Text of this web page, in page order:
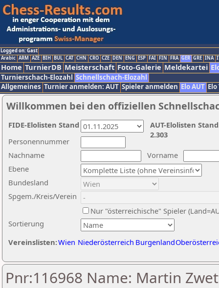
Logged on: Gast
Arabic ARM AZE BIH BUL CAT CHN CRO CZE DEN ENG ESP FAI FIN FRA GER GRE INA
Home TurnierDB Meisterschaft Foto-Galerie Meldekartei
Turnierschach-Elozahl Schnellschach-Elozahl
Allgemeines Turnier anmelden: AUT Spieler anmelden Elo AUT
Willkommen bei den offiziellen
Nachname
Vorname
Ebene
Sortierung
Personennummer
Bundesland
Spgem./Kreis/Verein
Nur "österreichische" Spieler
Vereinslisten:Wien Niederösterreich Burgenland
AUT-Elolisten
2.303
FIDE-Elolisten Stand
Pnr:116968 Name: Martin